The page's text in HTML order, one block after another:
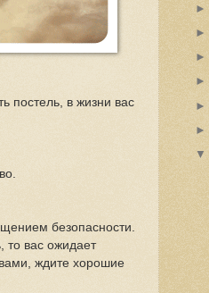
постель, в жизни вас
безопасности.
то вас ожидает
ждите хорошие
►
►
►
►
►
►
▼